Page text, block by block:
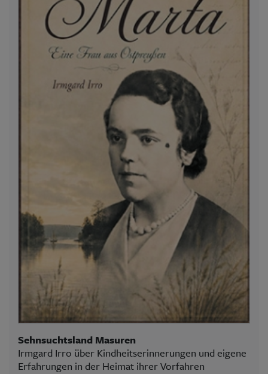
Sehnsuchtsland Masuren
Irmgard Irro über Kindheitserinnerungen und eigene
Erfahrungen in der Heimat ihrer Vorfahren